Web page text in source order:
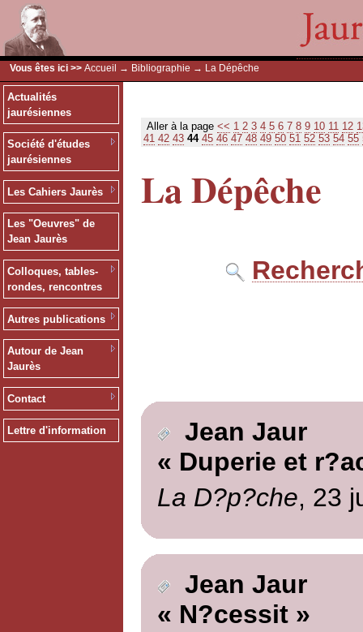
Vous êtes ici >> Accueil → Bibliographie → La Dépêche
Actualités
jaurésiennes
Société d'études
jaurésiennes
Les Cahiers Jaurès
Les "Oeuvres" de
Jean Jaurès
Colloques, tables-
rondes, rencontres
Autres publications
Autour de Jean
Jaurès
Contact
Lettre d'information
Aller à la page << 1 2 3 4 5 6 7 8 9 10 11 12
41 42 43 44 45 46 47 48 49 50 51 52 53 54 55
La Dépêche
Jean Jaur
« Duperie et
La D?p?che, 23
Jean Jaur
« N?cessit »